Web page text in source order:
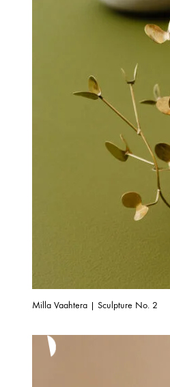
Milla Vaahtera | Sculpture No. 2